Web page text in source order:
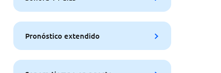
Pronóstico extendido